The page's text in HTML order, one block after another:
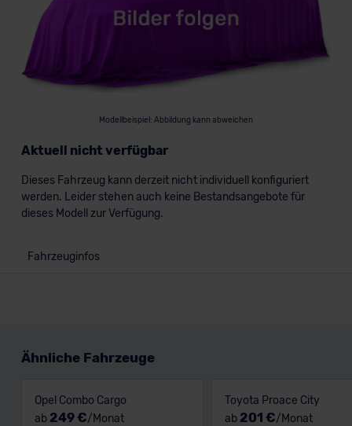
Modellbeispiel: Abbildung kann abweichen
Aktuell nicht verfügbar
Dieses Fahrzeug kann derzeit nicht individuell konfiguriert
werden. Leider stehen auch keine Bestandsangebote für
dieses Modell zur Verfügung.
Fahrzeuginfos
Ähnliche Fahrzeuge
Opel Combo Cargo
ab 249 €/Monat
Toyota Proace City
ab 201 €/Monat